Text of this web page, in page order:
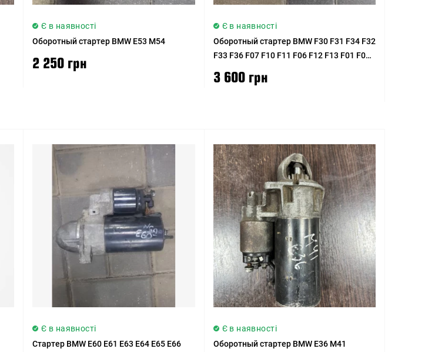
Є в наявності
Оборотный стартер BMW E53 M54
2 250 грн
Є в наявності
Оборотный стартер BMW F30 F31 F34 F32
F33 F36 F07 F10 F11 F06 F12 F13 F01 F02
F25 E70 F15 E71 F16
3 600 грн
Є в наявності
Стартер BMW E60 E61 E63 E64 E65 E66
Є в наявності
Оборотный стартер BMW E36 M41